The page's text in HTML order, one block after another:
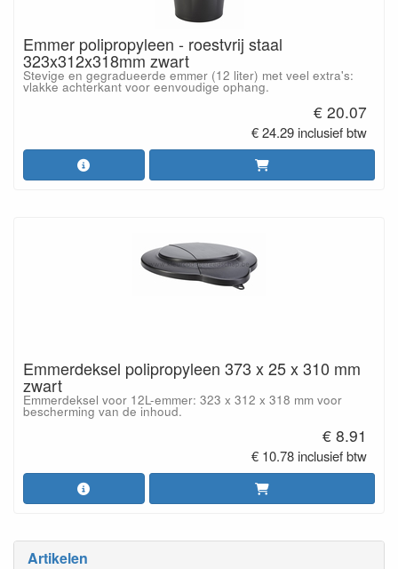
Artikelen
Emmer polipropyleen - roestvrij staal
323x312x318mm zwart
Stevige en gegradueerde emmer (12 liter) met veel extra's:
vlakke achterkant voor eenvoudige ophang.
€ 20.07
€ 24.29 inclusief btw
Emmerdeksel polipropyleen 373 x 25 x 310 mm
zwart
Emmerdeksel voor 12L-emmer: 323 x 312 x 318 mm voor
bescherming van de inhoud.
€ 8.91
€ 10.78 inclusief btw